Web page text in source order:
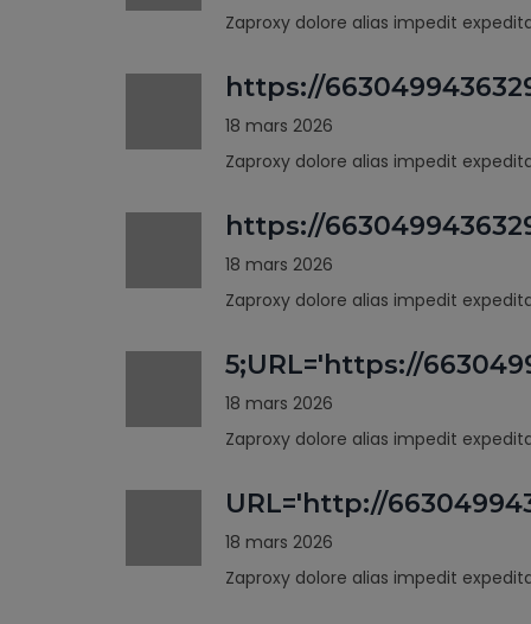
Zaproxy dolore alias impedit
https://
18 mars 2026
Zaproxy dolore alias impedit
https://
18 mars 2026
Zaproxy dolore alias impedit
5;URL='https://
18 mars 2026
Zaproxy dolore alias impedit
URL='http://
18 mars 2026
Zaproxy dolore alias impedit